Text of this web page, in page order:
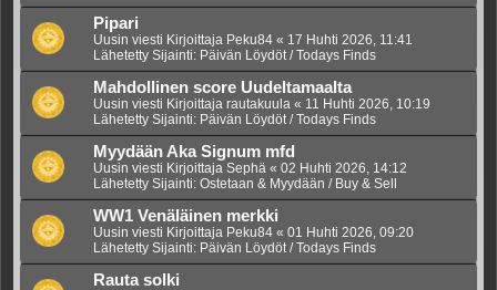
Pipari
Uusin viesti Kirjoittaja Peku84 « 17 Huhti 2026, 11:41
Lähetetty Sijainti: Päivän Löydöt / Todays Finds
Mahdollinen score Uudeltamaalta
Uusin viesti Kirjoittaja rautakuula « 11 Huhti 2026, 10:19
Lähetetty Sijainti: Päivän Löydöt / Todays Finds
Myydään Aka Signum mfd
Uusin viesti Kirjoittaja Sephä « 02 Huhti 2026, 14:12
Lähetetty Sijainti: Ostetaan & Myydään / Buy & Sell
WW1 Venäläinen merkki
Uusin viesti Kirjoittaja Peku84 « 01 Huhti 2026, 09:20
Lähetetty Sijainti: Päivän Löydöt / Todays Finds
Rauta solki